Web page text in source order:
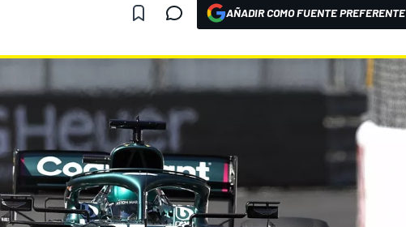
AÑADIR COMO FUENTE PREFERENTE